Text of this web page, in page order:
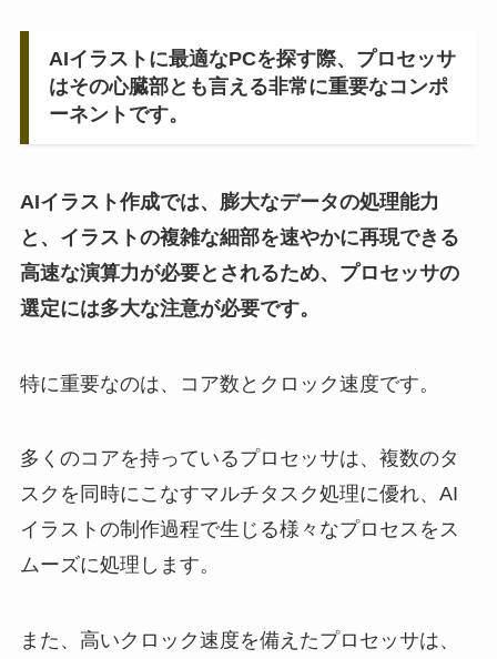
AIイラストに最適なPCを探す際、プロセッサ
はその心臓部とも言える非常に重要なコンポ
ーネントです。
AIイラスト作成では、膨大なデータの処理能力
と、イラストの複雑な細部を速やかに再現できる
高速な演算力が必要とされるため、プロセッサの
選定には多大な注意が必要です。
特に重要なのは、コア数とクロック速度です。
多くのコアを持っているプロセッサは、複数のタ
スクを同時にこなすマルチタスク処理に優れ、AI
イラストの制作過程で生じる様々なプロセスをス
ムーズに処理します。
また、高いクロック速度を備えたプロセッサは、